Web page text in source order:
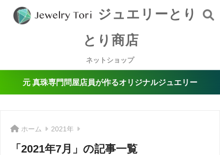
ジュエリーとり
とり商店
ネットショップ
元 真珠専門問屋店員が作るオリジナルジュエリー
ホーム 2021年
「2021年7月」の記事一覧